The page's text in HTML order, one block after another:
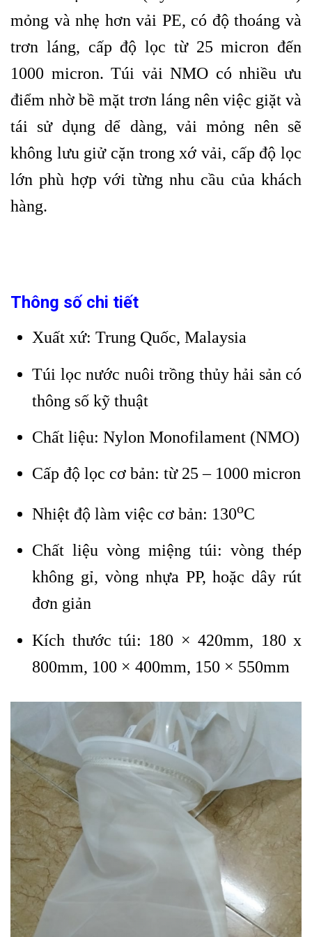
mỏng và nhẹ hơn vải PE, có độ thoáng và
trơn láng, cấp độ lọc từ 25 micron đến
1000 micron. Túi vải NMO có nhiều ưu
điểm nhờ bề mặt trơn láng nên việc giặt và
tái sử dụng dể dàng, vải mỏng nên sẽ
không lưu giử cặn trong xớ vải, cấpđộ lọc
lớn phù hợp với từng nhu cầu của khách
hàng.
Thông số chi tiết
Xuất xứ: Trung Quốc, Malaysia
Túi lọc nước nuôi trồng thủy hải sản có
thông số kỹ thuật
Chất liệu: Nylon Monofilament (NMO)
Cấp độ lọc cơ bản: từ 25 – 1000 micron
Nhiệt độ làm việc cơ bản: 130oC
Chất liệu vòng miệng túi: vòng thép
không gỉ, vòng nhựa PP, hoặc dây rút
đơn giản
Kích thước túi: 180 × 420mm, 180 x
800mm, 100 × 400mm, 150 × 550mm